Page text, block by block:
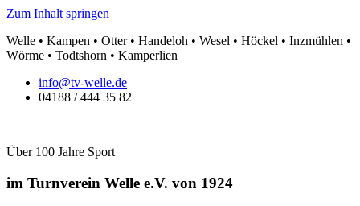
Zum Inhalt springen
Welle • Kampen • Otter • Handeloh • Wesel • Höckel • Inzmühlen •
Wörme • Todtshorn • Kamperlien
info@tv-welle.de
04188 / 444 35 82
Über 100 Jahre Sport
im Turnverein Welle e.V. von 1924